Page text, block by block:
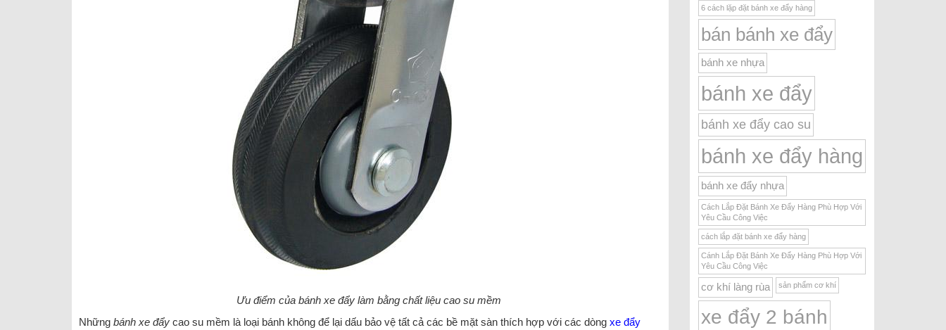
Ưu điểm của bánh xe đẩy làm bằng chất liệu cao su mềm
Những bánh xe đẩy cao su mềm là loại bánh không để lại dấu bảo vệ tất cả các bề mặt sàn thích hợp với các dòng xe đẩy
6 cách lặp đặt bánh xe đẩy hàng
bán bánh xe đẩy
bánh xe nhựa
bánh xe đẩy
bánh xe đẩy cao su
bánh xe đẩy hàng
bánh xe đẩy nhựa
Cách Lắp Đặt Bánh Xe Đẩy Hàng Phù Hợp Với
Yêu Cầu Công Việc
cách lắp đặt bánh xe đẩy hàng
Cánh Lắp Đặt Bánh Xe Đẩy Hàng Phù Hợp Với
Yêu Cầu Công Việc
cơ khí làng rùa sản phẩm cơ khí
xe đẩy 2 bánh